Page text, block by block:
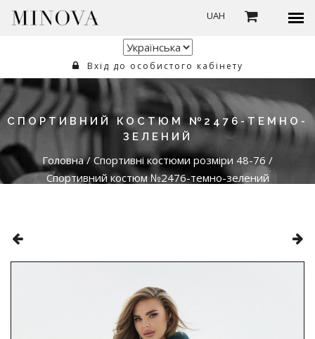
UAH
Вхід до особистого кабінету
СПОРТИВНИЙ КОСТЮМ №2476-ТЕМНО-
ЗЕЛЕНИЙ
Головна/ Спортивні костюми розміри 48-76 /
Спортивний костюм №2476-темно-зелений